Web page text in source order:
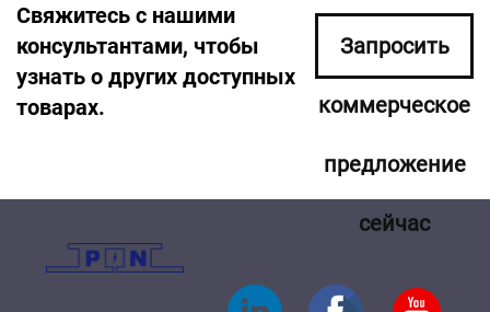
Свяжитесь с нашими
консультантами, чтобы
узнать о других доступных
товарах.
Запросить
коммерческое
предложение
сейчас